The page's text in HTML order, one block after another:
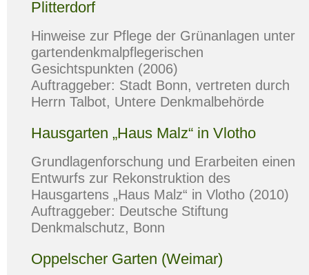
Plitterdorf
Hinweise zur Pflege der Grünanlagen unter
gartendenkmalpflegerischen
Gesichtspunkten (2006)
Auftraggeber: Stadt Bonn, vertreten durch
Herrn Talbot, Untere Denkmalbehörde
Hausgarten „Haus Malz“ in Vlotho
Grundlagenforschung und Erarbeiten einen
Entwurfs zur Rekonstruktion des
Hausgartens „Haus Malz“ in Vlotho (2010)
Auftraggeber: Deutsche Stiftung
Denkmalschutz, Bonn
Oppelscher Garten (Weimar)